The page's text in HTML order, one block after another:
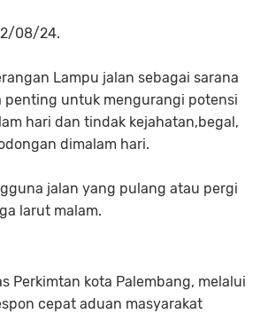
08/24.
Lampu jalan sebagai sarana
penting untuk mengurangi potensi
hari dan tindak kejahatan,begal,
dimalam hari.
jalan yang pulang atau pergi
larut malam.
Perkimtan kota Palembang, melalui
cepat aduan masyarakat